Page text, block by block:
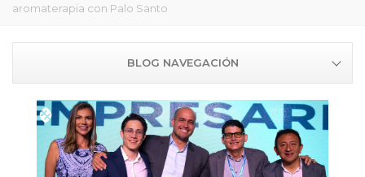
aromaterapia con Palo Santo
BLOG NAVEGACIÓN